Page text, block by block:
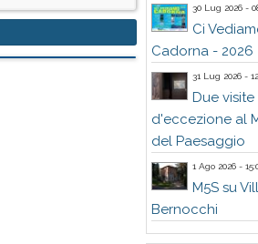
30 Lug 2026 -
Ci
Cadorna - 2026
31 Lug 2026 -
Due
d'eccezione al
del Paesaggio
1 Ago 2026 -
M5S su
Bernocchi